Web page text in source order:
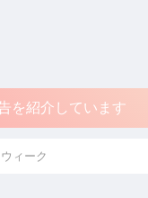
を紹介しています
ィーク